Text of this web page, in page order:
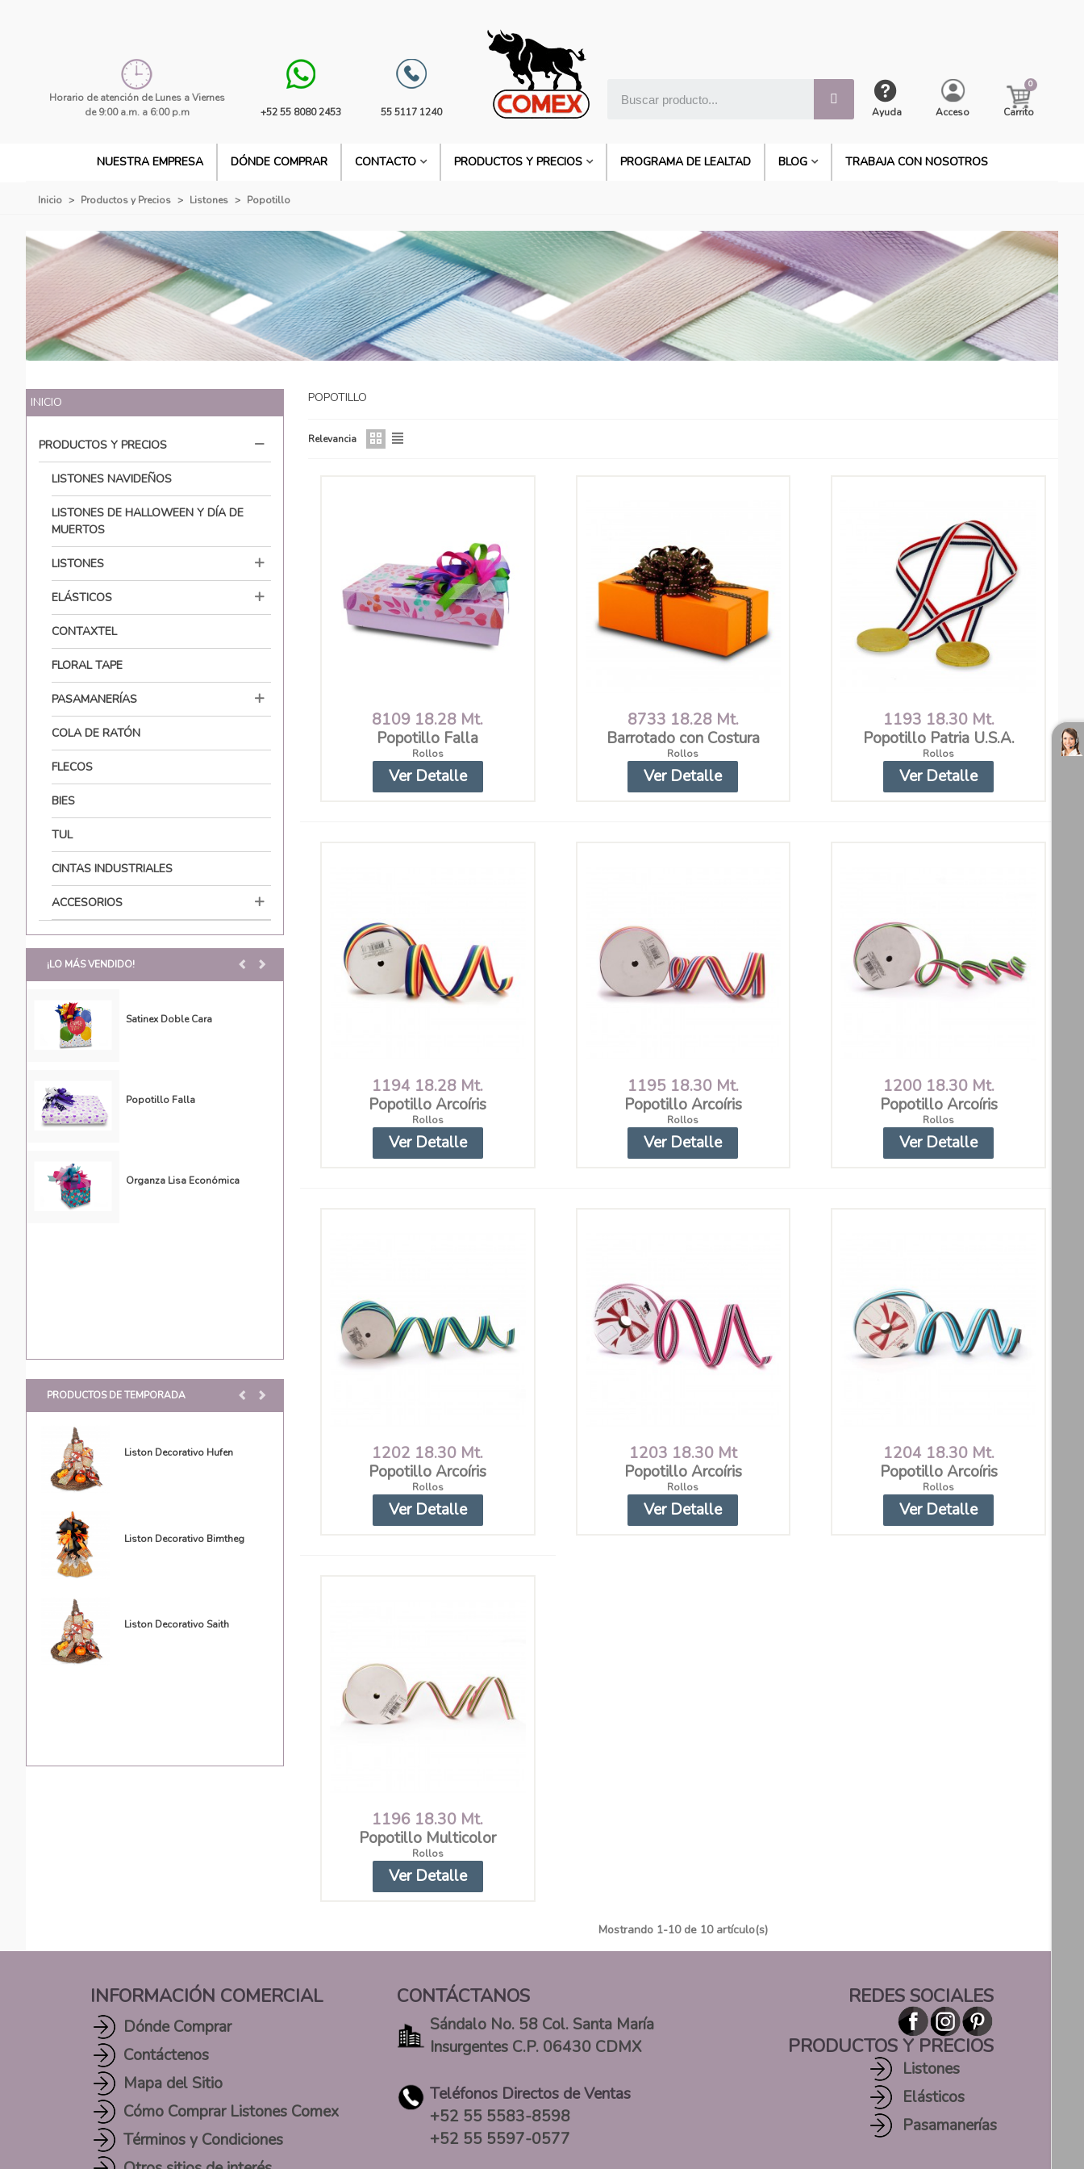
Horario de atención de Lunes a Viernes
de 9:00 a.m. a 6:00 p.m
+52 55 8080 2453 55 5117 1240 Ayuda Acceso Carrito
NUESTRA EMPRESA DÓNDE COMPRAR CONTACTO PRODUCTOS Y PRECIOS PROGRAMA DE LEALTAD BLOG TRABAJA CON NOSOTROS
Inicio > Productos y Precios > Listones > Popotillo
INICIO
PRODUCTOS Y PRECIOS
LISTONES NAVIDEÑOS
LISTONES DE HALLOWEEN Y DÍA DE
MUERTOS
LISTONES
ELÁSTICOS
CONTAXTEL
FLORAL TAPE
PASAMANERÍAS
COLA DE RATÓN
FLECOS
BIES
TUL
CINTAS INDUSTRIALES
ACCESORIOS
¡LO MÁS VENDIDO! < >
Satinex Doble Cara
Popotillo Falla
Organza Lisa Económica
PRODUCTOS DE TEMPORADA < >
Liston Decorativo Hufen
Liston Decorativo Bimtheg
Liston Decorativo Saith
POPOTILLO
Relevancia
8109 18.28 Mt.
Popotillo Falla
Rollos
Ver Detalle
8733 18.28 Mt.
Barrotado con Costura
Rollos
Ver Detalle
1193 18.30 Mt.
Popotillo Patria U.S.A.
Rollos
Ver Detalle
1194 18.28 Mt.
Popotillo Arcoíris
Rollos
Ver Detalle
1195 18.30 Mt.
Popotillo Arcoíris
Rollos
Ver Detalle
1200 18.30 Mt.
Popotillo Arcoíris
Rollos
Ver Detalle
1202 18.30 Mt.
Popotillo Arcoíris
Rollos
Ver Detalle
1203 18.30 Mt
Popotillo Arcoíris
Rollos
Ver Detalle
1204 18.30 Mt.
Popotillo Arcoíris
Rollos
Ver Detalle
1196 18.30 Mt.
Popotillo Multicolor
Rollos
Ver Detalle
Mostrando 1-10 de 10 artículo(s)
INFORMACIÓN COMERCIAL
Dónde Comprar
Contáctenos
Mapa del Sitio
Cómo Comprar Listones Comex
Términos y Condiciones
CONTÁCTANOS
Sándalo No. 58 Col. Santa María
Insurgentes C.P. 06430 CDMX
Teléfonos Directos de Ventas
+52 55 5583-8598
+52 55 5597-0577
REDES SOCIALES
PRODUCTOS Y PRECIOS
Listones
Elásticos
Pasamanerías